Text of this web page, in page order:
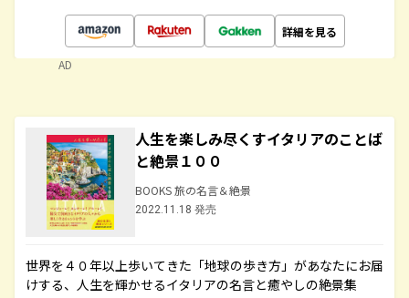
詳細を見る
AD
人生を楽しみ尽くすイタリアのことば
と絶景１００
BOOKS 旅の名言＆絶景
2022.11.18 発売
世界を４０年以上歩いてきた「地球の歩き方」があなたにお届
けする、人生を輝かせるイタリアの名言と癒やしの絶景集